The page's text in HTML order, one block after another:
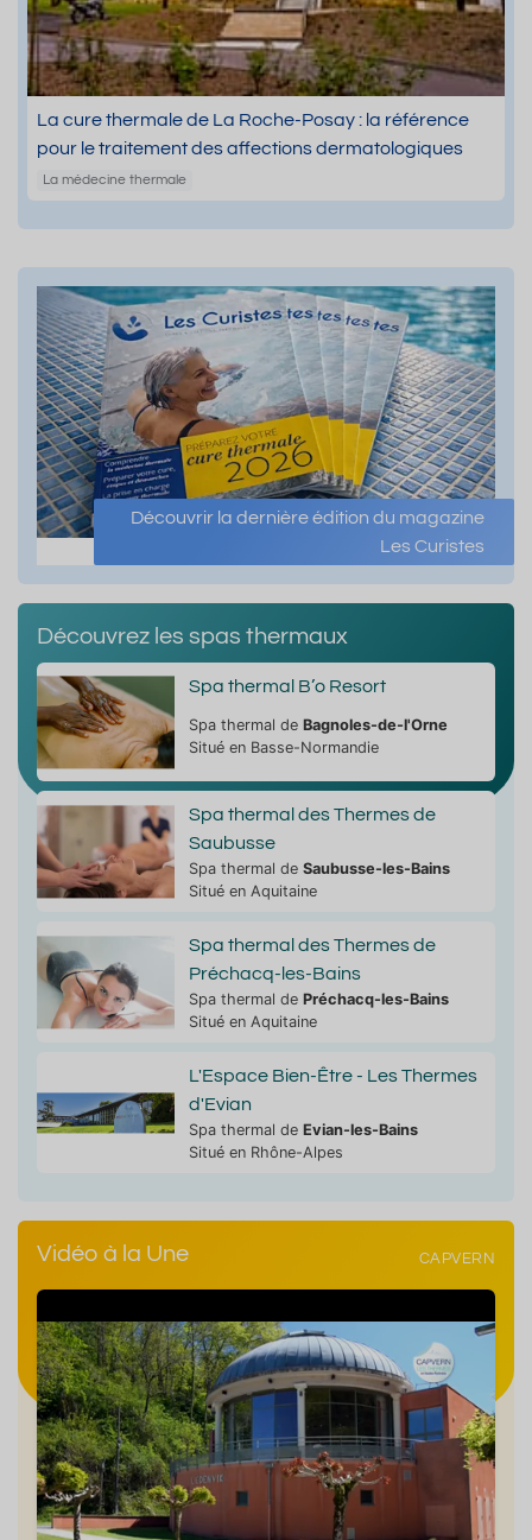
La cure thermale de La Roche-Posay : la référence
pour le traitement des affections dermatologiques
La médecine thermale
Découvrir la dernière édition du magazine
Les Curistes
Découvrez les spas thermaux
Spa thermal B’o Resort
Spa thermal de Bagnoles-de-l'Orne
Situé en Basse-Normandie
Spa thermal des Thermes de
Saubusse
Spa thermal de Saubusse-les-Bains
Situé en Aquitaine
Spa thermal des Thermes de
Préchacq-les-Bains
Spa thermal de Préchacq-les-Bains
Situé en Aquitaine
L'Espace Bien-Être - Les Thermes
d'Evian
Spa thermal de Evian-les-Bains
Situé en Rhône-Alpes
Vidéo à la Une CAPVERN